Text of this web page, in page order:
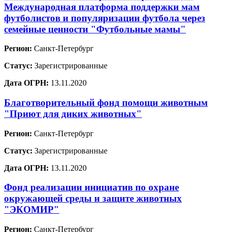
Международная платформа поддержки мам
футболистов и популяризации футбола через
семейные ценности "Футбольные мамы"
Регион: Санкт-Петербург
Статус: Зарегистрированные
Дата ОГРН: 13.11.2020
Благотворительный фонд помощи животным
"Приют для диких животных"
Регион: Санкт-Петербург
Статус: Зарегистрированные
Дата ОГРН: 13.11.2020
Фонд реализации инициатив по охране
окружающей среды и защите животных
"ЭКОМИР"
Регион: Санкт-Петербург